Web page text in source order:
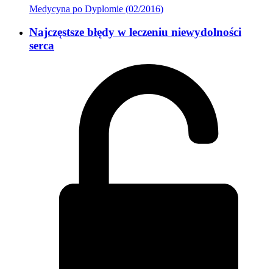
Medycyna po Dyplomie (02/2016)
Najczęstsze błędy w leczeniu niewydolności
serca